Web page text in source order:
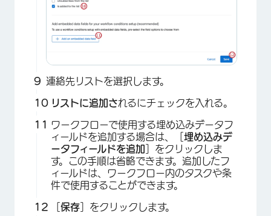
×
連絡先リストを選択します。
リストに追加されるにチェックを入れる。
ワークフローで使用する埋め込みデータフ
ィールドを追加する場合は、［ 埋め込みデ
ータフィールドを追加
］をクリックしま
す。この手順は省略できます。追加したフ
ィールドは、ワークフロー内のタスクや条
件で使用することができます。
保存 ］をクリックします。